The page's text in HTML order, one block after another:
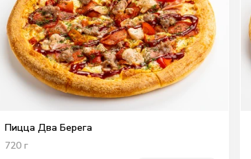
Пицца Два Берега
720 г